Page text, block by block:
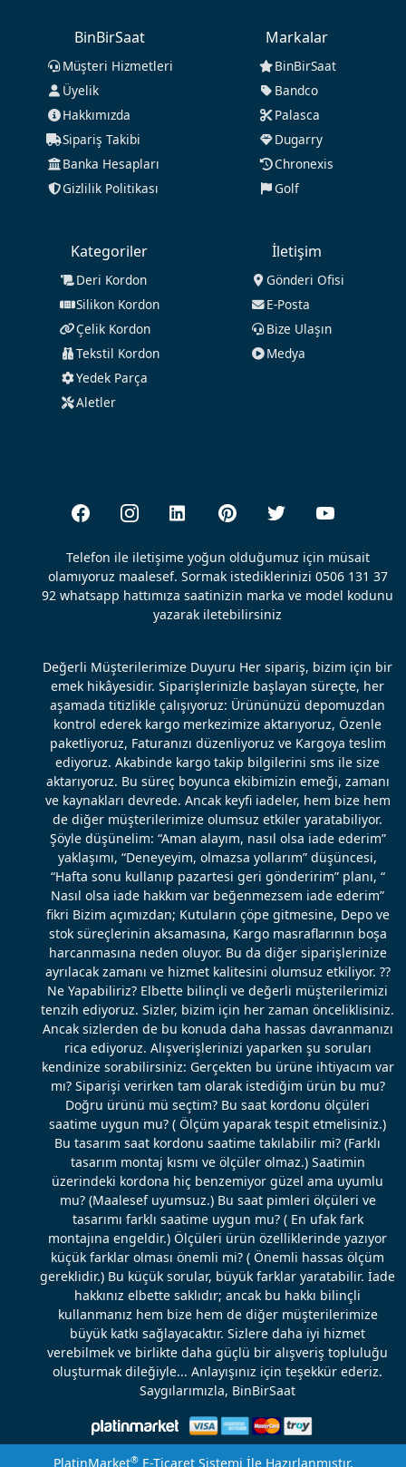
BinBirSaat
Müşteri Hizmetleri
Üyelik
Hakkımızda
Sipariş Takibi
Banka Hesapları
Gizlilik Politikası
Markalar
BinBirSaat
Bandco
Palasca
Dugarry
Chronexis
Golf
Kategoriler
Deri Kordon
Silikon Kordon
Çelik Kordon
Tekstil Kordon
Yedek Parça
Aletler
İletişim
Gönderi Ofisi
E-Posta
Bize Ulaşın
Medya
Telefon ile iletişime yoğun olduğumuz için müsait
olamıyoruz maalesef. Sormak istediklerinizi 0506 131 37
92 whatsapp hattımıza saatinizin marka ve model kodunu
yazarak iletebilirsiniz
Değerli Müşterilerimize Duyuru Her sipariş, bizim için bir
emek hikâyesidir. Siparişlerinizle başlayan süreçte, her
aşamada titizlikle çalışıyoruz: Ürününüzü depomuzdan
kontrol ederek kargo merkezimize aktarıyoruz, Özenle
paketliyoruz, Faturanızı düzenliyoruz ve Kargoya teslim
ediyoruz. Akabinde kargo takip bilgilerini sms ile size
aktarıyoruz. Bu süreç boyunca ekibimizin emeği, zamanı
ve kaynakları devrede. Ancak keyfi iadeler, hem bize hem
de diğer müşterilerimize olumsuz etkiler yaratabiliyor.
Şöyle düşünelim: “Aman alayım, nasıl olsa iade ederim”
yaklaşımı, “Deneyeyim, olmazsa yollarım” düşüncesi,
“Hafta sonu kullanıp pazartesi geri gönderirim” planı, “
Nasıl olsa iade hakkım var beğenmezsem iade ederim”
fikri Bizim açımızdan; Kutuların çöpe gitmesine, Depo ve
stok süreçlerinin aksamasına, Kargo masraflarının boşa
harcanmasına neden oluyor. Bu da diğer siparişlerinize
ayrılacak zamanı ve hizmet kalitesini olumsuz etkiliyor. ??
Ne Yapabiliriz? Elbette bilinçli ve değerli müşterilerimizi
tenzih ediyoruz. Sizler, bizim için her zaman önceliklisiniz.
Ancak sizlerden de bu konuda daha hassas davranmanızı
rica ediyoruz. Alışverişlerinizi yaparken şu soruları
kendinize sorabilirsiniz: Gerçekten bu ürüne ihtiyacım var
mı? Siparişi verirken tam olarak istediğim ürün bu mu?
Doğru ürünü mü seçtim? Bu saat kordonu ölçüleri
saatime uygun mu? ( Ölçüm yaparak tespit etmelisiniz.)
Bu tasarım saat kordonu saatime takılabilir mi? (Farklı
tasarım montaj kısmı ve ölçüler olmaz.) Saatimin
üzerindeki kordona hiç benzemiyor güzel ama uyumlu
mu? (Maalesef uyumsuz.) Bu saat pimleri ölçüleri ve
tasarımı farklı saatime uygun mu? ( En ufak fark
montajına engeldir.) Ölçüleri ürün özelliklerinde yazıyor
küçük farklar olması önemli mi? ( Önemli hassas ölçüm
gereklidir.) Bu küçük sorular, büyük farklar yaratabilir. İade
hakkınız elbette saklıdır; ancak bu hakkı bilinçli
kullanmanız hem bize hem de diğer müşterilerimize
büyük katkı sağlayacaktır. Sizlere daha iyi hizmet
verebilmek ve birlikte daha güçlü bir alışveriş topluluğu
oluşturmak dileğiyle... Anlayışınız için teşekkür ederiz.
Saygılarımızla, BinBirSaat
PlatinMarket®E-Ticaret Sistemi İle Hazırlanmıştır.